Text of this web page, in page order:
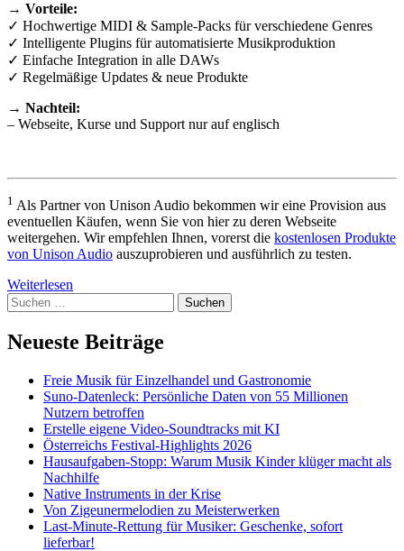
→ Vorteile:
✓ Hochwertige MIDI & Sample-Packs für verschiedene Genres
✓ Intelligente Plugins für automatisierte Musikproduktion
✓ Einfache Integration in alle DAWs
✓ Regelmäßige Updates & neue Produkte
→ Nachteil:
– Webseite, Kurse und Support nur auf englisch
1 Als Partner von Unison Audio bekommen wir eine Provision aus
eventuellen Käufen, wenn Sie von hier zu deren Webseite
weitergehen. Wir empfehlen Ihnen, vorerst die kostenlosen Produkte
von Unison Audio auszuprobieren und ausführlich zu testen.
Weiterlesen
Suchen
nach:
Neueste Beiträge
Freie Musik für Einzelhandel und Gastronomie
Suno-Datenleck: Persönliche Daten von 55 Millionen
Nutzern betroffen
Erstelle eigene Video-Soundtracks mit KI
Österreichs Festival-Highlights 2026
Hausaufgaben-Stopp: Warum Musik Kinder klüger macht als
Nachhilfe
Native Instruments in der Krise
Von Zigeunermelodien zu Meisterwerken
Last-Minute-Rettung für Musiker: Geschenke, sofort
lieferbar!